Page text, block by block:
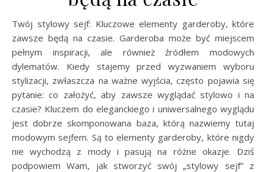
Twój stylowy sejf: Kluczowe elementy garderoby, które
zawsze będą na czasie. Garderoba może być miejscem
pełnym inspiracji, ale również źródłem modowych
dylematów. Kiedy stajemy przed wyzwaniem wyboru
stylizacji, zwłaszcza na ważne wyjścia, często pojawia się
pytanie: co założyć, aby zawsze wyglądać stylowo i na
czasie? Kluczem do eleganckiego i uniwersalnego wyglądu
jest dobrze skomponowana baza, którą nazwiemy tutaj
modowym sejfem. Są to elementy garderoby, które nigdy
nie wychodzą z mody i pasują na różne okazje. Dziś
podpowiem Wam, jak stworzyć swój „stylowy sejf” z